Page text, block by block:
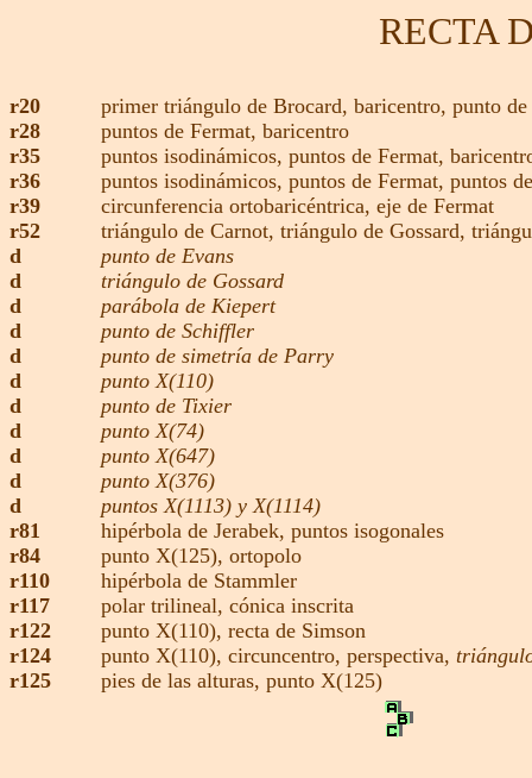
RECTA
r20 primer triángulo de Brocard, baricentro, punto
r28
puntos de Fermat, baricentro
r35
puntos isodinámicos, puntos de Fermat,
r36
puntos isodinámicos, puntos de Fermat, puntos
r39
circunferencia ortobaricéntrica, eje de Fermat
r52
triángulo de Carnot, triángulo de Gossard,
d
punto de Evans
d
triángulo de Gossard
d
parábola de Kiepert
d
punto de Schiffler
d
punto de simetría de Parry
d
punto X(110)
d
punto de Tixier
d
punto X(74)
d
punto X(647)
d
punto X(376)
d
puntos X(1113) y X(1114)
r81
hipérbola de Jerabek, puntos isogonales
r84
punto X(125), ortopolo
r110
hipérbola de Stammler
r117
polar trilineal, cónica inscrita
r122
punto X(110), recta de Simson
r124
punto X(110), circuncentro, perspectiva,
r125
pies de las alturas, punto X(125)